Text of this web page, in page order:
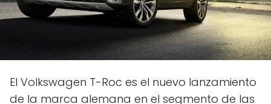
El Volkswagen T-Roc es el nuevo lanzamiento
de la marca alemana en el segmento de las